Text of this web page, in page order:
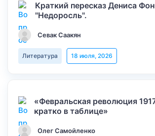
Краткий пересказ Дениса
"Недоросль".
Севак Саакян
Литература 18 июля, 2026
«Февральская революция
кратко в таблице»
Олег Самойленко